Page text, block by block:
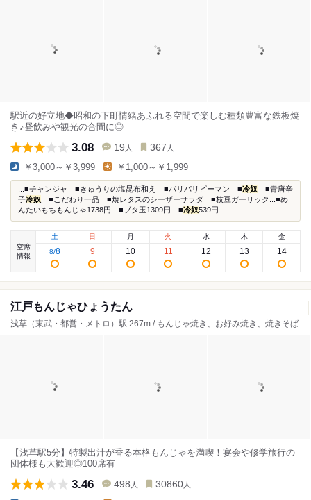
駅近の好立地◆昭和の下町情緒あふれる空間で楽しむ種類豊富な鉄板焼
き♪昼飲みや観光の合間に◎
3.08 19 人 367 人
￥3,000～￥3,999 ￥1,000～￥1,999
...■チャンジャ ■きゅうりの塩昆布和え ■パリパリピーマン ■冷奴 ■青唐辛
子冷奴 ■こだわり一品 ■焼レタスのシーザーサラダ ■枝豆ガーリック...■め
んたいもちもんじゃ1738円 ■ブタ玉1309円 ■冷奴539円...
空席
情報
土
8/8
日
9
月
10
火
11
水
12
木
13
金
14
江戸もんじゃひょうたん
浅草（東武・都営・メトロ）駅 267m / もんじゃ焼き、お好み焼き、焼きそば
【浅草駅5分】特製出汁が香る本格もんじゃを満喫！宴会や修学旅行の
団体様も大歓迎◎100席有
3.46 498 人 30860 人